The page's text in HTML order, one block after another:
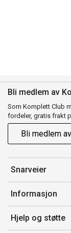
Bli medlem av
Som Komplett Club
fordeler, gratis frakt
Bli medlem
Snarveier
Min side
Ordreoversikt
Flex
Informasjon
Salgsbetingelser
Medlemsvilkår for
Hjelp og støtte